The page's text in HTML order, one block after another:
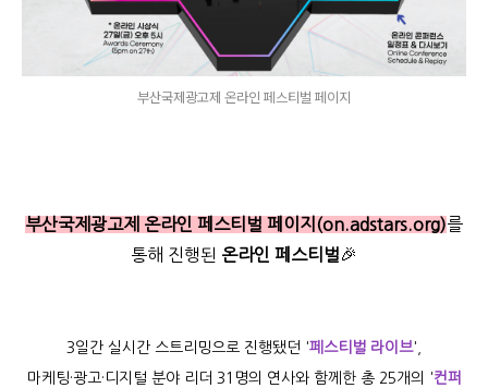
부산국제광고제 온라인 페스티벌 페이지
부산국제광고제 온라인 페스티벌 페이지(on.adstars.org)를
통해 진행된 온라인 페스티벌🎉
3일간 실시간 스트리밍으로 진행됐던 '페스티벌 라이브',
마케팅·광고·디지털 분야 리더 31명의 연사와 함께한 총 25개의 '컨퍼